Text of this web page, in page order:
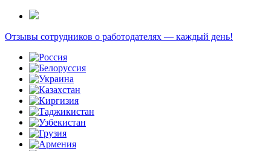
Отзывы сотрудников о работодателях — каждый день!